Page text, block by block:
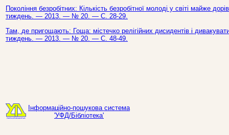
Покоління безробітних: Кількість безробітної молоді у світі майже
тиждень. — 2013. — № 20. — С. 28-29.
Там, де пригощають: Гоща: містечко релігійних дисидентів і
тиждень. — 2013. — № 20. — С. 48-49.
Інформаційно-пошукова система
'УФД/Бібліотека'